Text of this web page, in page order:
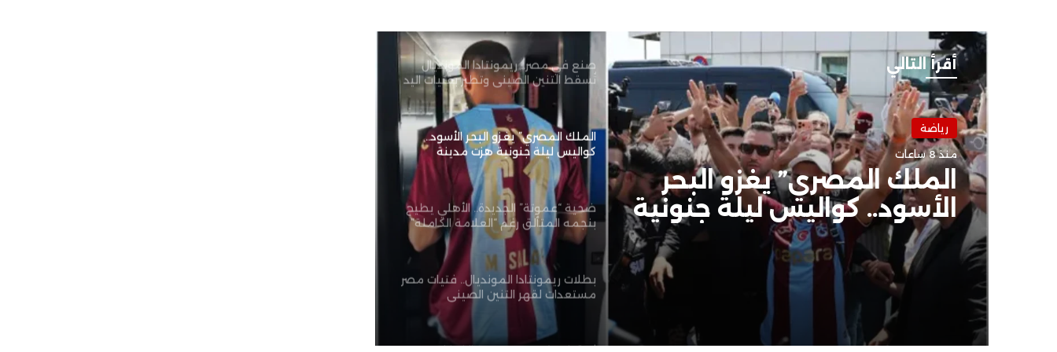
أقرأ التالي
رياضة
منذ 8 ساعات
الملك المصري” يغزو البحر
الأسود.. كواليس ليلة جنونية
هزت مدينة طرابزون
رياضة
منذ 9 ساعات
ضحية “عموتة” الجديدة..
الأهلي يطيح بنجمه المتألق
رغم “العلامة الكاملة” في
تُسقط التنين الصيني وتطير بفتيات اليد
إلى المربع الذهبي!”
الملك المصري” يغزو البحر الأسود..
كواليس ليلة جنونية هزت مدينة
طرابزون
ضحية “عموتة” الجديدة.. الأهلي يطيح
بنجمه المتألق رغم “العلامة الكاملة”
في الوديات!
بطلات ريمونتادا المونديال.. فتيات مصر
مستعدات لقهر التنين الصيني
ثورة ضد رئيس جمهورية الفيفا
وانفانتينو يستنجد بترامب